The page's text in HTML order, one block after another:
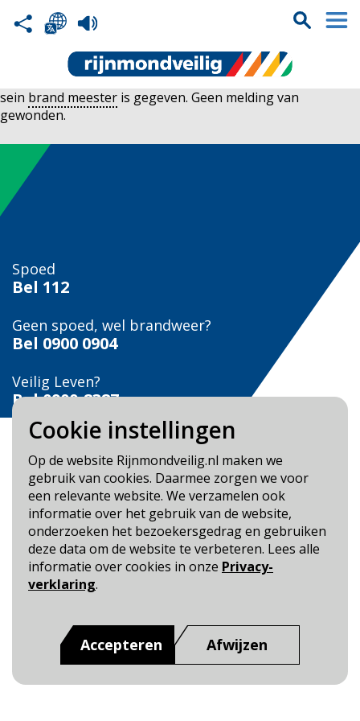
Cookie instellingen
Op de website Rijnmondveilig.nl maken we
gebruik van cookies. Daarmee zorgen we voor
een relevante website. We verzamelen ook
informatie over het gebruik van de website,
onderzoeken het bezoekersgedrag en gebruiken
deze data om de website te verbeteren. Lees alle
informatie over cookies in onze Privacy-
verklaring.
Accepteren Afwijzen
sein brand meester is gegeven. Geen melding van
gewonden.
Spoed
Bel 112
Geen spoed, wel brandweer?
Bel 0900 0904
Veilig Leven?
Bel 0900-8387
Blijf op de hoogte
Cookie- en Privacybeleid
Toegankelijkheid